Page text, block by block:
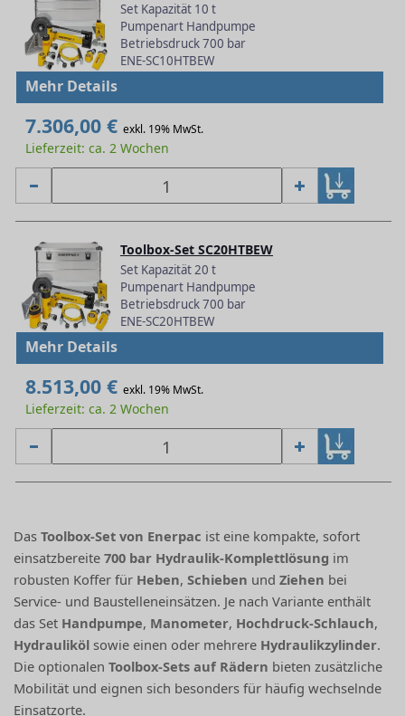
Set Kapazität 10 t
Pumpenart Handpumpe
Betriebsdruck 700 bar
ENE-SC10HTBEW
Mehr Details
7.306,00 € exkl. 19% MwSt.
Lieferzeit: ca. 2 Wochen
Toolbox-Set SC20HTBEW
Set Kapazität 20 t
Pumpenart Handpumpe
Betriebsdruck 700 bar
ENE-SC20HTBEW
Mehr Details
8.513,00 € exkl. 19% MwSt.
Lieferzeit: ca. 2 Wochen
DasToolbox-Set von Enerpac ist eine kompakte, sofort
einsatzbereite700 bar Hydraulik-Komplettlösung im
robusten Koffer für Heben,Schieben undZiehen bei
Service- und Baustelleneinsätzen. Je nach Variante enthält
das Set Handpumpe, Manometer, Hochdruck-Schlauch,
Hydrauliköl sowie einen oder mehrere Hydraulikzylinder.
Die optionalenToolbox-Sets auf Rädern bieten zusätzliche
Mobilität und eignen sich besonders für häufig wechselnde
Einsatzorte.